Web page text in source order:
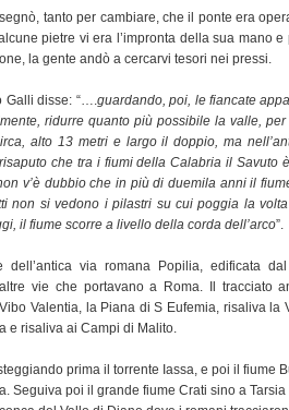
tanto per cambiare, che il ponte era
pietre vi era l’impronta della sua mano
la gente andò a cercarvi tesori nei pressi.
Galli disse: “….guardando, poi, le fiancate
ridurre quanto più possibile la valle,
alto 13 metri e largo il doppio, ma
che tra i fiumi della Calabria il Savuto
v’è dubbio che in più di duemila anni il
non si vedono i pilastri su cui poggia la
il fiume scorre a livello della corda dell’arco”.
dell’antica via romana Popilia, edificata
vie che portavano a Roma. Il tracciato
Valentia, la Piana di S Eufemia, risaliva la
e risaliva ai Campi di Malito.
prima il torrente Iassa, e poi il fiume
Seguiva poi il grande fiume Crati sino a